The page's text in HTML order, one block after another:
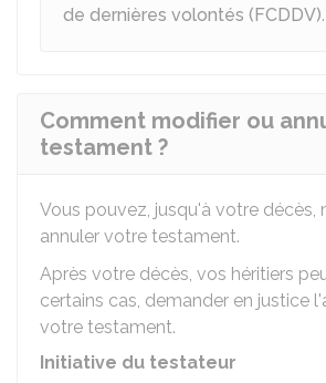
de dernières volontés (FCDDV).
Comment modifier ou
testament ?
Vous pouvez, jusqu'à votre décès,
annuler votre testament.
Après votre décès, vos héritiers
certains cas, demander en justice
votre testament.
Initiative du testateur